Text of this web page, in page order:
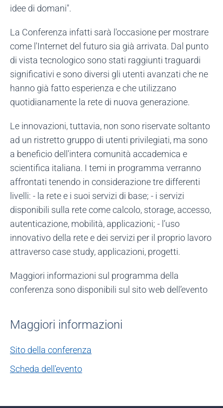
idee di domani".
La Conferenza infatti sarà l'occasione per mostrare
come l'Internet del futuro sia già arrivata. Dal punto
di vista tecnologico sono stati raggiunti traguardi
significativi e sono diversi gli utenti avanzati che ne
hanno già fatto esperienza e che utilizzano
quotidianamente la rete di nuova generazione.
Le innovazioni, tuttavia, non sono riservate soltanto
ad un ristretto gruppo di utenti privilegiati, ma sono
a beneficio dell'intera comunità accademica e
scientifica italiana. I temi in programma verranno
affrontati tenendo in considerazione tre differenti
livelli: - la rete e i suoi servizi di base; - i servizi
disponibili sulla rete come calcolo, storage, accesso,
autenticazione, mobilità, applicazioni; - l’uso
innovativo della rete e dei servizi per il proprio lavoro
attraverso case study, applicazioni, progetti.
Maggiori informazioni sul programma della
conferenza sono disponibili sul sito web dell’evento
Maggiori informazioni
Sito della conferenza
Scheda dell'evento